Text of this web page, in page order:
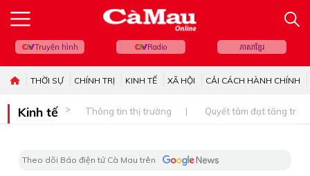
Truyền hình Radio ភាសាខ្មែរ
THỜI SỰ CHÍNH TRỊ KINH TẾ XÃ HỘI CẢI CÁCH HÀNH CHÍNH
Kinh tế Thông tin thị trường Quyết tâm đạt tăng
Theo dõi Báo điện tử Cà Mau trên